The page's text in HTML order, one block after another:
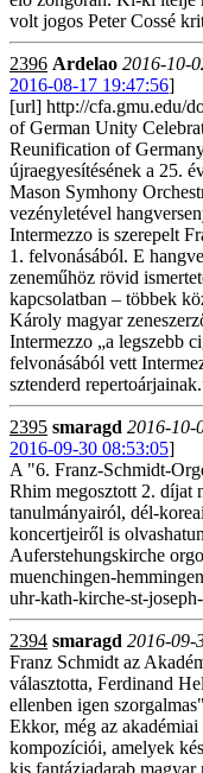
volt jogos Peter Cossé
2396 Ardelao 2016-10-
2016-08-17 19:47:56]
[url] http://cfa.gmu.edu/
of German Unity
Reunification of
újraegyesítésének a 25.
Mason Symhony
vezényletével
Intermezzo is szerepelt
1. felvonásából. E
zeneműhöz rövid
kapcsolatban – többek
Károly magyar
Intermezzo „a legszebb
felvonásából vett
sztenderd
2395 smaragd 2016-10-
2016-09-30 08:53:05]
A "6. Franz-Schmidt-
Rhim megosztott 2. díjat
tanulmányairól, dél-
koncertjeiről is
Auferstehungskirche
muenchingen-
uhr-kath-kirche-st-
2394 smaragd 2016-09-
Franz Schmidt az
választotta, Ferdinand
ellenben igen
Ekkor, még az
kompozíciói, amelyek
kis fantáziadarab